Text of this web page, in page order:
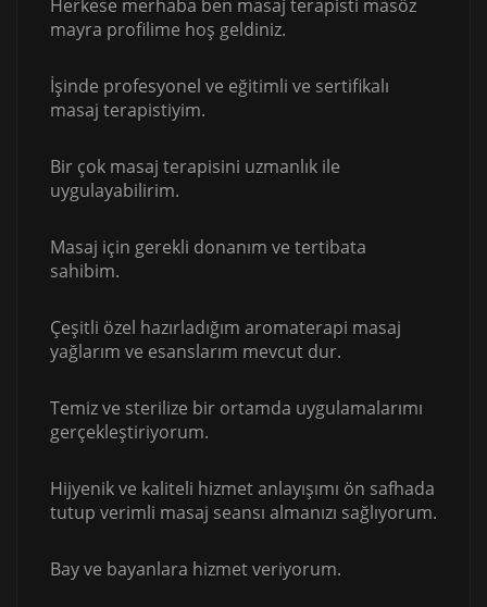
Herkese merhaba ben masaj terapisti masöz
mayra profilime hoş geldiniz.
İşinde profesyonel ve eğitimli ve sertifikalı
masaj terapistiyim.
Bir çok masaj terapisini uzmanlık ile
uygulayabilirim.
Masaj için gerekli donanım ve tertibata
sahibim.
Çeşitli özel hazırladığım aromaterapi masaj
yağlarım ve esanslarım mevcut dur.
Temiz ve sterilize bir ortamda uygulamalarımı
gerçekleştiriyorum.
Hijyenik ve kaliteli hizmet anlayışımı ön safhada
tutup verimli masaj seansı almanızı sağlıyorum.
Bay ve bayanlara hizmet veriyorum.